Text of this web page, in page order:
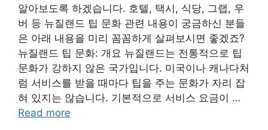
알아보도록 하겠습니다. 호텔, 택시, 식당, 그랩, 우
버 등 뉴질랜드 팁 문화 관련 내용이 궁금하신 분들
은 아래 내용을 미리 꼼꼼하게 살펴보시면 좋겠죠?
뉴질랜드 팁 문화: 개요 뉴질랜드는 전통적으로 팁
문화가 강하지 않은 국가입니다. 미국이나 캐나다처
럼 서비스를 받을 때마다 팁을 주는 문화가 자리 잡
혀 있지는 않습니다. 기본적으로 서비스 요금이 …
Read more